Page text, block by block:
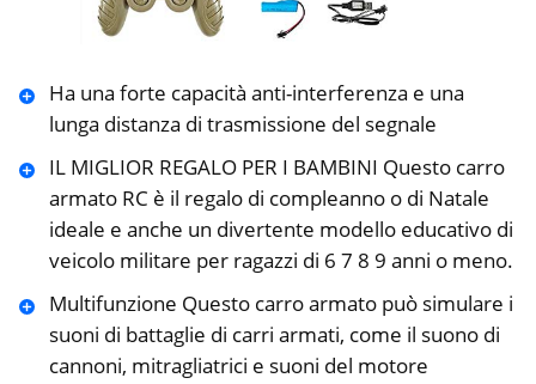
Ha una forte capacità anti-interferenza e una
lunga distanza di trasmissione del segnale
IL MIGLIOR REGALO PER I BAMBINI Questo carro
armato RC è il regalo di compleanno o di Natale
ideale e anche un divertente modello educativo di
veicolo militare per ragazzi di 6 7 8 9 anni o meno.
Multifunzione Questo carro armato può simulare i
suoni di battaglie di carri armati, come il suono di
cannoni, mitragliatrici e suoni del motore